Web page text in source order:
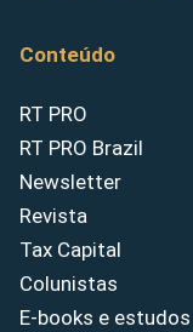
Conteúdo
RT PRO
RT PRO Brazil
Newsletter
Revista
Tax Capital
Colunistas
E-books e estudos